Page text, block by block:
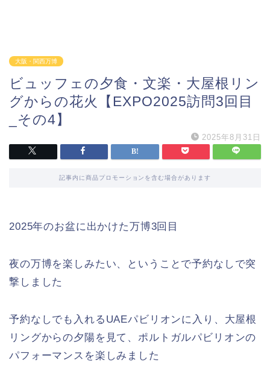
大阪・関西万博
ビュッフェの夕食・文楽・大屋根リン
グからの花火【EXPO2025訪問3回目
_その4】
2025年8月31日
記事内に商品プロモーションを含む場合があります
2025年のお盆に出かけた万博3回目
夜の万博を楽しみたい、ということで予約なしで突
撃しました
予約なしでも入れるUAEパビリオンに入り、大屋根
リングからの夕陽を見て、ポルトガルパビリオンの
パフォーマンスを楽しみました